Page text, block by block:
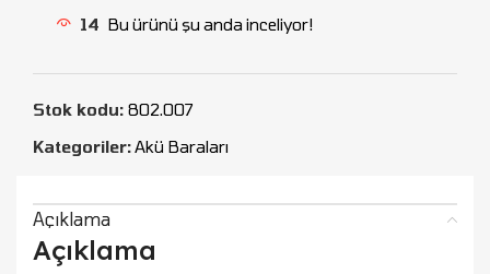
14 Bu ürünü şu anda inceliyor!
Stok kodu: 802.007
Kategoriler:Akü Baraları
Açıklama
Açıklama